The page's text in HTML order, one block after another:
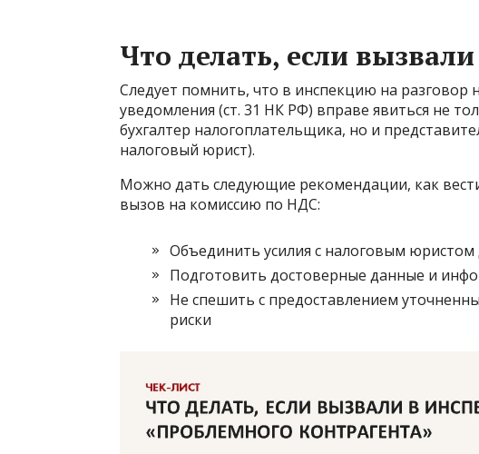
Что делать, если
Следует помнить, что в инспекцию на разговор
уведомления (ст. 31 НК РФ) вправе явиться не
бухгалтер налогоплательщика, но и
налоговый юрист).
Можно дать следующие рекомендации, как
вызов на комиссию по НДС:
Объединить усилия с налоговым юристом
Подготовить достоверные данные и
Не спешить с предоставлением
риски